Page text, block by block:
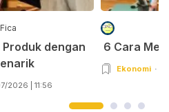
dengan
2026 | 11:56
6 Cara
Ekonomi